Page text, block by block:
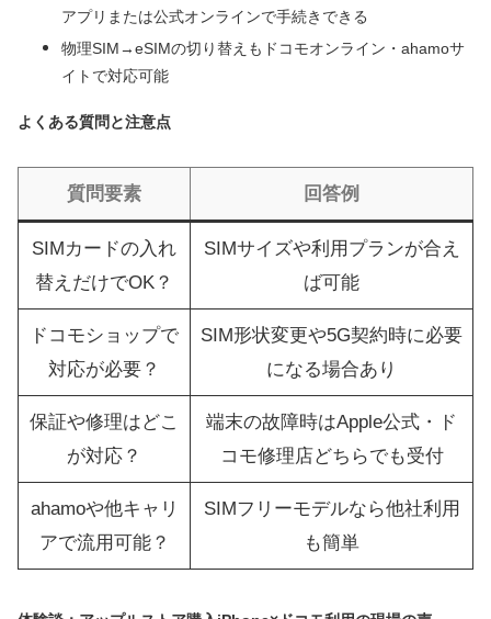
アプリまたは公式オンラインで手続きできる
物理SIM→eSIMの切り替えもドコモオンライン・ahamoサ
イトで対応可能
よくある質問と注意点
質問要素 回答例
SIMカードの入れ
替えだけでOK？
SIMサイズや利用プランが合え
ば可能
ドコモショップで
対応が必要？
SIM形状変更や5G契約時に必要
になる場合あり
保証や修理はどこ
が対応？
端末の故障時はApple公式・ド
コモ修理店どちらでも受付
ahamoや他キャリ
アで流用可能？
SIMフリーモデルなら他社利用
も簡単